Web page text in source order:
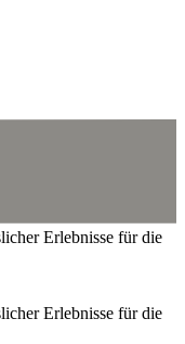
Erlebnisse für die
Erlebnisse für die